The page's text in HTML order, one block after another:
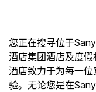
您正在搜寻位于
酒店集团酒店及度
酒店致力于为每一
验。无论您是在